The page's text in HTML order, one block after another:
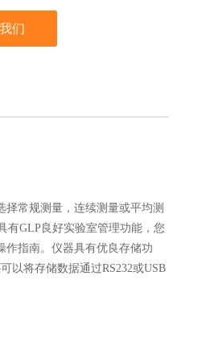
们
常规测量，连续测量或平均测
有GLP良好实验室管理功能，您
作指南。仪器具有优良存储功
以将存储数据通过RS232或USB